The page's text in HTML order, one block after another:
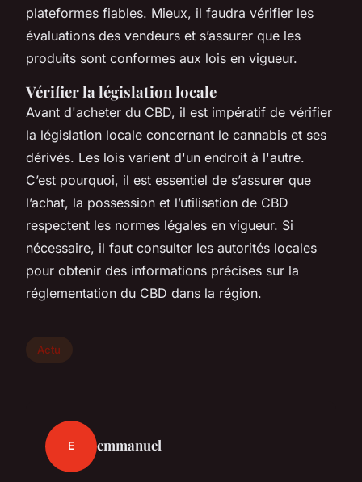
plateformes fiables. Mieux, il faudra vérifier les
évaluations des vendeurs et s’assurer que les
produits sont conformes aux lois en vigueur.
Vérifier la législation locale
Avant d'acheter du CBD, il est impératif de vérifier
la législation locale concernant le cannabis et ses
dérivés. Les lois varient d'un endroit à l'autre.
C’est pourquoi, il est essentiel de s’assurer que
l’achat, la possession et l’utilisation de CBD
respectent les normes légales en vigueur. Si
nécessaire, il faut consulter les autorités locales
pour obtenir des informations précises sur la
réglementation du CBD dans la région.
Actu
E emmanuel